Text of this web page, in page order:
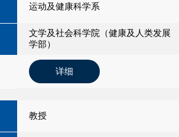
运动及健康科学系
文学及社会科学院（健康及人类发展
学部）
详细
教授